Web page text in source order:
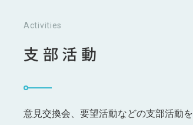
Activities
支部活動
意見交換会、要望活動などの支部活動を